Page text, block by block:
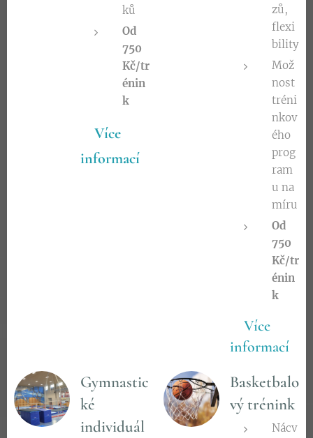
ků
Od
750
Kč/tr
énin
k
Více
informací
zů,
flexi
bility
Mož
nost
tréni
nkov
ého
prog
ram
u na
míru
Od
750
Kč/tr
énin
k
Více
informací
Gymnastic
ké
individuál
Basketbalo
vý trénink
Nácv